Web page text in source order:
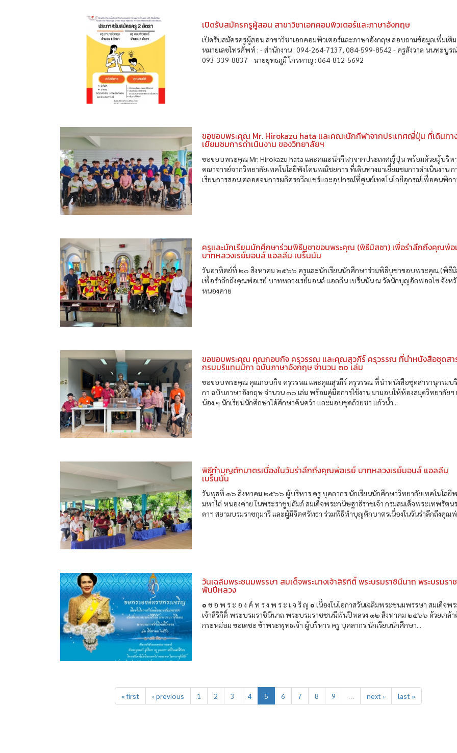
เปิดรับสมัครครูผู้สอน สาขาวิชาเอกคอมพิวเตอร์และภาษาอังกฤษ
เปิดรับสมัครครูผู้สอน สาขาวิชาเอกคอมพิวเตอร์และภาษาอังกฤษ สอบถามข้อมูลเพิ่มเติม
หมายเลขโทรศัพท์ : - สำนักงาน : 094-264-7137, 084-599-8542 - ครูสังวาล นนทะบูร
093-339-8837 - นายยุทธภูมิ ไกรหาญ : 064-812-5692
ขอขอบพระคุณ Mr. Hirokazu hata และคณะนักกีฬาจากประเทศญี่ปุ่น ที่เดินทา
เยี่ยมชมการดำเนินงาน ของวิทยาลัยฯ
ขอขอบพระคุณ Mr. Hirokazu hata และคณะนักกีฬาจากประเทศญี่ปุ่น พร้อมด้วยผู้บริห
คณาจารย์จากวิทยาลัยเทคโนโลยีพังโคนพณิชยการ ที่เดินทางมาเยี่ยมชมการดำเนินงาน ก
เรียนการสอน ตลอดจนการผลิตรถวีลแชร์และอุปกรณ์ที่ศูนย์เทคโนโลยีอุกรณ์เพื่อคนพิกา
ครูและนักเรียนนักศึกษาร่วมพิธีบูชาขอบพระคุณ (พิธีมิสซา) เพื่อรำลึกถึงคุณพ่อ
บาทหลวงเรย์มอนล์ แอลลีน เบร็นนัน
วันอาทิตย์ที่ ๒๐ สิงหาคม ๒๕๖๖ ครูและนักเรียนนักศึกษาร่วมพิธีบูชาขอบพระคุณ (พิธีมิ
เพื่อรำลึกถึงคุณพ่อเรย์ บาทหลวงเรย์มอนล์ แอลลีน เบร็นนัน ณ วัดนักบุญอัลฟอลโซ จังห
หนองคาย
ขอขอบพระคุณ คุณกอบกิจ ครุวรรณ และคุณสุวภีร์ ครุวรรณ ที่นำหนังสือชุดสา
กรมบริแทนนิกา ฉบับภาษาอังกฤษ จำนวน ๓๐ เล่ม
ขอขอบพระคุณ คุณกอบกิจ ครุวรรณ และคุณสุวภีร์ ครุวรรณ ที่นำหนังสือชุดสารานุกรมบ
กา ฉบับภาษาอังกฤษ จำนวน ๓๐ เล่ม พร้อมคู่มือการใช้งาน มามอบให้ห้องสมุดวิทยาลัยฯ
น้อง ๆ นักเรียนนักศึกษาได้ศึกษาค้นคว้า และมอบชุดถ้วยชา แก้วน้ำ...
พิธีทำบุญตักบาตรเนื่องในวันรำลึกถึงคุณพ่อเรย์ บาทหลวงเรย์มอนล์ แอลลีน
เบร็นนัน
วันพุธที่ ๑๖ สิงหาคม ๒๕๖๖ ผู้บริหาร ครู บุคลากร นักเรียนนักศึกษาวิทยาลัยเทคโนโลยี
มหาไถ่ หนองคาย ในพระราชูปถัมภ์ สมเด็จพระกนิษฐาธิราชเจ้า กรมสมเด็จพระเทพรัตน
ดาฯ สยามบรมราชกุมารี และผู้มีจิตศรัทธา ร่วมพิธีทำบุญตักบาตรเนื่องในวันรำลึกถึงคุณพ่
วันเฉลิมพระชนมพรรษา สมเด็จพระนางเจ้าสิริกิติ์ พระบรมราชินีนาถ พระบรมรา
พันปีหลวง
๏ ข อ พ ร ะ อ ง ค์ ท ร ง พ ร ะ เ จ ริ ญ ๏ เนื่องในโอกาสวันเฉลิมพระชนมพรรษา สมเด็จพ
เจ้าสิริกิติ์ พระบรมราชินีนาถ พระบรมราชชนนีพันปีหลวง ๑๒ สิงหาคม ๒๕๖๖ ด้วยเกล้า
กระหม่อม ขอเดชะ ข้าพระพุทธเจ้า ผู้บริหาร ครู บุคลากร นักเรียนนักศึกษา...
« first ‹ previous 1 2 3 4 5 6 7 8 9 … next › last »